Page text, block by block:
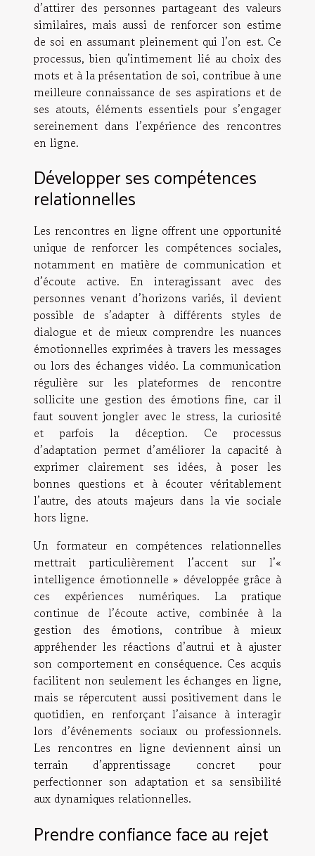
d’attirer des personnes partageant des valeurs
similaires, mais aussi de renforcer son estime
de soi en assumant pleinement qui l’on est. Ce
processus, bien qu’intimement lié au choix des
mots et à la présentation de soi, contribue à une
meilleure connaissance de ses aspirations et de
ses atouts, éléments essentiels pour s’engager
sereinement dans l’expérience des rencontres
en ligne.
Développer ses compétences
relationnelles
Les rencontres en ligne offrent une opportunité
unique de renforcer les compétences sociales,
notamment en matière de communication et
d’écoute active. En interagissant avec des
personnes venant d’horizons variés, il devient
possible de s’adapter à différents styles de
dialogue et de mieux comprendre les nuances
émotionnelles exprimées à travers les messages
ou lors des échanges vidéo. La communication
régulière sur les plateformes de rencontre
sollicite une gestion des émotions fine, car il
faut souvent jongler avec le stress, la curiosité
et parfois la déception. Ce processus
d’adaptation permet d’améliorer la capacité à
exprimer clairement ses idées, à poser les
bonnes questions et à écouter véritablement
l’autre, des atouts majeurs dans la vie sociale
hors ligne.
Un formateur en compétences relationnelles
mettrait particulièrement l’accent sur l’«
intelligence émotionnelle » développée grâce à
ces expériences numériques. La pratique
continue de l’écoute active, combinée à la
gestion des émotions, contribue à mieux
appréhender les réactions d’autrui et à ajuster
son comportement en conséquence. Ces acquis
facilitent non seulement les échanges en ligne,
mais se répercutent aussi positivement dans le
quotidien, en renforçant l’aisance à interagir
lors d’événements sociaux ou professionnels.
Les rencontres en ligne deviennent ainsi un
terrain d’apprentissage concret pour
perfectionner son adaptation et sa sensibilité
aux dynamiques relationnelles.
Prendre confiance face au rejet